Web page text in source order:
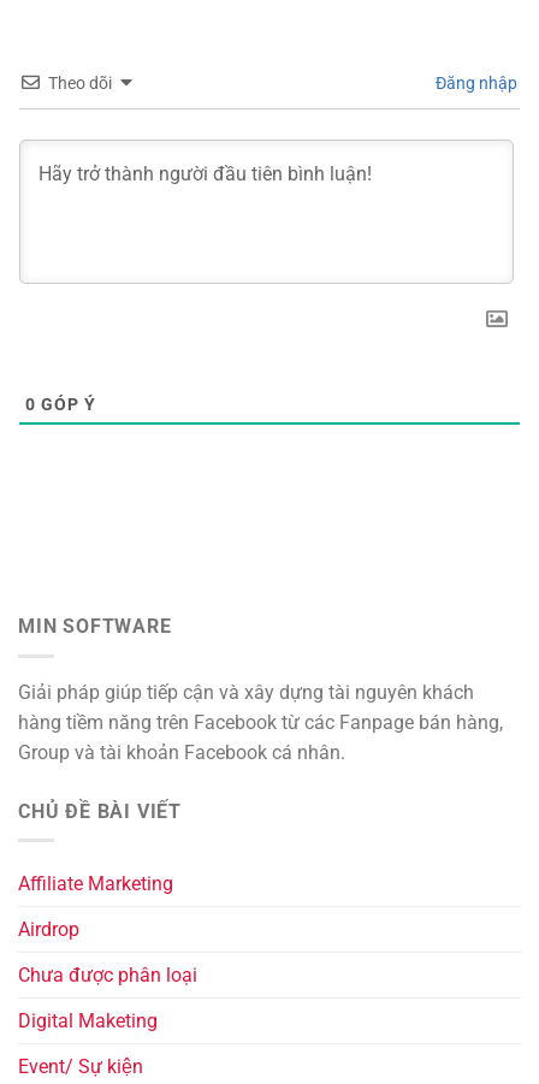
Theo dõi Đăng nhập
0 GÓP Ý
MIN SOFTWARE
Giải pháp giúp tiếp cận và xây dựng tài nguyên khách
hàng tiềm năng trên Facebook từ các Fanpage bán hàng,
Group và tài khoản Facebook cá nhân.
CHỦ ĐỀ BÀI VIẾT
Affiliate Marketing
Airdrop
Chưa được phân loại
Digital Maketing
Event/ Sự kiện